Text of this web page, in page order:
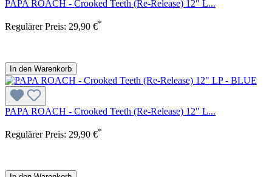
PAPA ROACH - Crooked Teeth (Re-Release) 12" L...
Regulärer Preis: 29,90 €*
In den Warenkorb
PAPA ROACH - Crooked Teeth (Re-Release) 12" L...
Regulärer Preis: 29,90 €*